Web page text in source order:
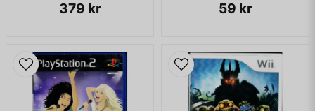
379 kr 59 kr